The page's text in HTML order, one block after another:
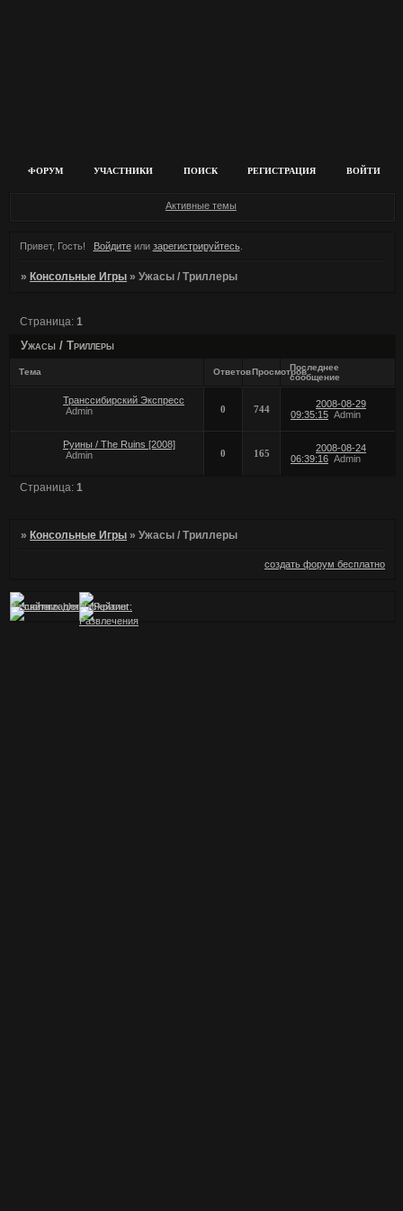
ФОРУМ УЧАСТНИКИ ПОИСК РЕГИСТРАЦИЯ ВОЙТИ
Активные темы
Привет, Гость! Войдитеили зарегистрируйтесь.
»Консольные Игры »Ужасы / Триллеры
Ужасы / Триллеры
Страница: 1
Тема ОтветовПросмотровПоследнее
сообщение
Транссибирский Экспресс
Admin
0 744
2008-08-29
09:35:15 Admin
Руины / The Ruins [2008]
Admin
0 165
2008-08-24
06:39:16 Admin
Страница:1
» Консольные Игры »Ужасы / Триллеры
создать форум бесплатно